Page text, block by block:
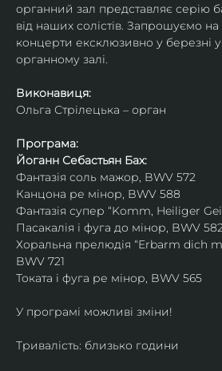
органний зал представляє серію
від наших солістів. Запрошуємо на
концерти ексклюзивно у березні
органному залі.
Виконавиця:
Ольга Стрілецька – орган
Програма:
Йоганн Себастьян Бах:
Фантазія соль мажор, BWV 572
Канцона ре мінор, BWV 588
Фантазія супер “Komm, Heiliger
Пасакалія і фуга до мінор, BWV
Хоральна прелюдія “Erbarm dich
BWV 721
Токата і фуга ре мінор, BWV 565
У програмі можливі зміни!
Тривалість: близько години